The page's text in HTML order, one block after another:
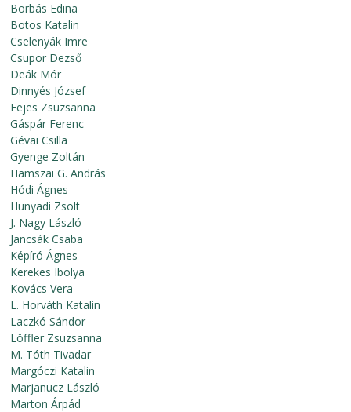
Borbás Edina
Botos Katalin
Cselenyák Imre
Csupor Dezső
Deák Mór
Dinnyés József
Fejes Zsuzsanna
Gáspár Ferenc
Gévai Csilla
Gyenge Zoltán
Hamszai G. András
Hódi Ágnes
Hunyadi Zsolt
J. Nagy László
Jancsák Csaba
Képíró Ágnes
Kerekes Ibolya
Kovács Vera
L. Horváth Katalin
Laczkó Sándor
Löffler Zsuzsanna
M. Tóth Tivadar
Margóczi Katalin
Marjanucz László
Marton Árpád